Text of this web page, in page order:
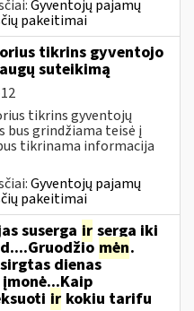
Gyventojų pajamų
pakeitimai
tikrins gyventojo
suteikimą
tikrins gyventojų
bus grindžiama teisė į
tikrinama informacija
Gyventojų pajamų
pakeitimai
suserga ir serga iki
mėn.
dienas
įmonė...Kaip
ir kokiu tarifu